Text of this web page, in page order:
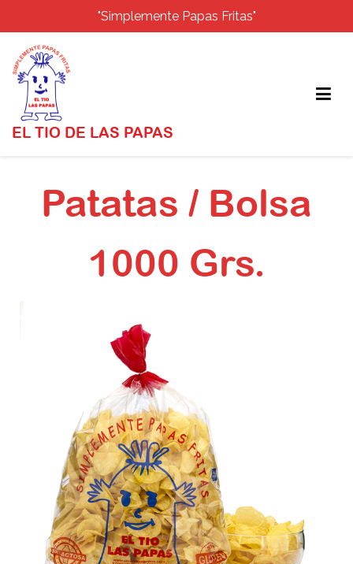
"Simplemente Papas Fritas"
EL TIO DE LAS PAPAS
Patatas / Bolsa
1000 Grs.